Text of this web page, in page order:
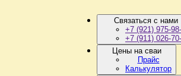
Связаться с нами
+7 (921) 975-
+7 (911) 026-
Цены на сваи
Прайс
Калькулятор